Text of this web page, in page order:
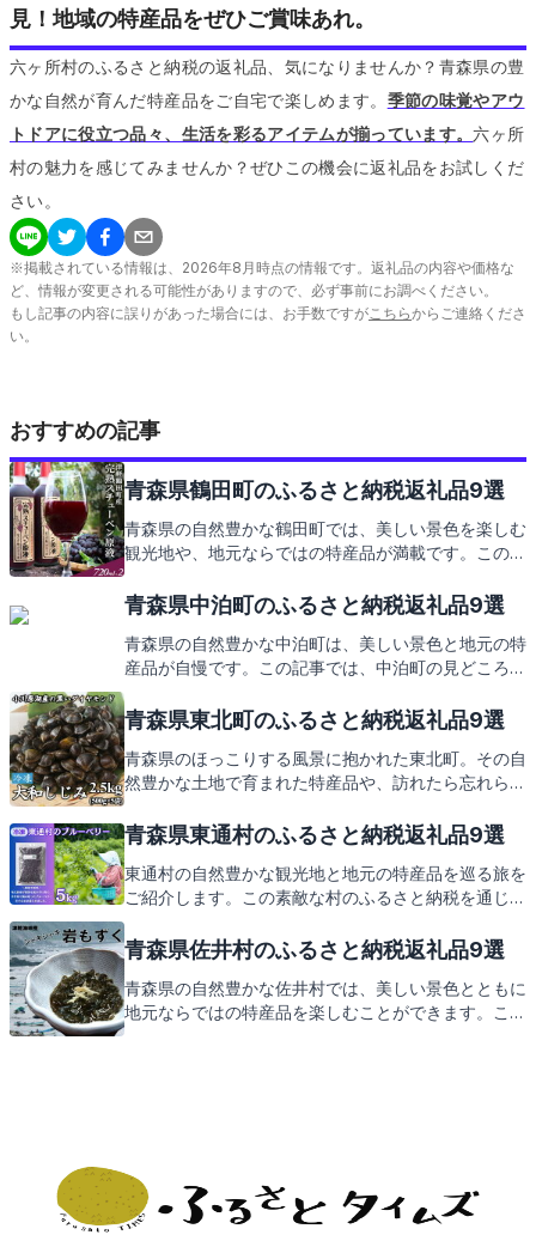
見！地域の特産品をぜひご賞味あれ。
六ヶ所村のふるさと納税の返礼品、気になりませんか？青森県の豊
かな自然が育んだ特産品をご自宅で楽しめます。 季節の味覚やアウ
トドアに役立つ品々、生活を彩るアイテムが揃っています。六ヶ所
村の魅力を感じてみませんか？ぜひこの機会に返礼品をお試しくだ
さい。
※掲載されている情報は、 2026年8 月時点の情報です。返礼品の内容や価格な
ど、情報が変更される可能性がありますので、必ず事前にお調べください。
もし記事の内容に誤りがあった場合には、お手数ですがこちらからご連絡くださ
い。
おすすめの記事
青森県鶴田町のふるさと納税返礼品9選
青森県の自然豊かな鶴田町では、美しい景色を楽しむ
観光地や、地元ならではの特産品が満載です。この記
納税の返礼品にもご期待ください。
青森県中泊町のふるさと納税返礼品9選
青森県の自然豊かな中泊町は、美しい景色と地元の特
産品が自慢です。この記事では、中泊町の見どころや
ご案内します。地元の温もりを感じる返礼品をぜひご
青森県東北町のふるさと納税返礼品9選
青森県のほっこりする風景に抱かれた東北町。その自
然豊かな土地で育まれた特産品や、訪れたら忘れられ
場が誇る返礼品の数々も、この素敵な旅の思い出とと
品を一緒に見ていきましょう。
青森県東通村のふるさと納税返礼品9選
東通村の自然豊かな観光地と地元の特産品を巡る旅を
ご紹介します。この素敵な村のふるさと納税を通じ
みに。
青森県佐井村のふるさと納税返礼品9選
青森県の自然豊かな佐井村では、美しい景色とともに
地元ならではの特産品を楽しむことができます。この